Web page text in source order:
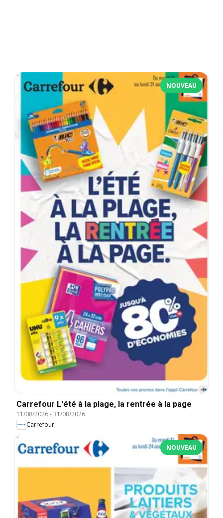
NOUVEAU
Carrefour L'été à la plage, la rentrée à la page
11/08/2026-31/08/2026
Carrefour
NOUVEAU